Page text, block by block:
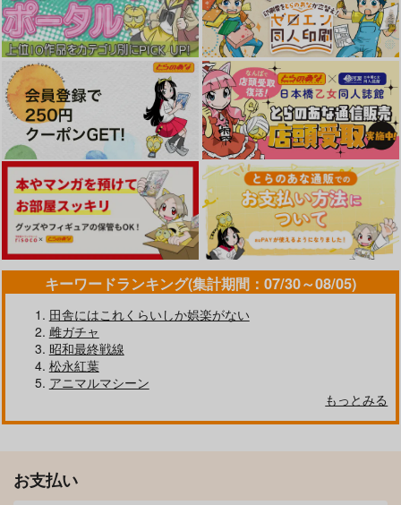
キーワードランキング(集計期間：07/30～08/05)
田舎にはこれくらいしか娯楽がない
雌ガチャ
昭和最終戦線
松永紅葉
アニマルマシーン
もっとみる
お支払い